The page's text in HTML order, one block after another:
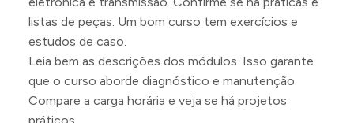
listas de peças. Um bom curso tem exercícios e
estudos de caso.
Leia bem as descrições dos módulos. Isso garante
que o curso aborde diagnóstico e manutenção.
Compare a carga horária e veja se há projetos